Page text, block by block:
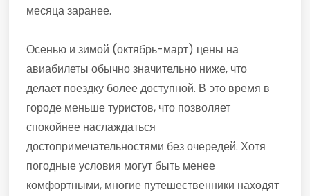
месяца заранее.
Осенью и зимой (октябрь-март) цены на
авиабилеты обычно значительно ниже, что
делает поездку более доступной. В это время в
городе меньше туристов, что позволяет
спокойнее наслаждаться
достопримечательностями без очередей. Хотя
погодные условия могут быть менее
комфортными, многие путешественники находят